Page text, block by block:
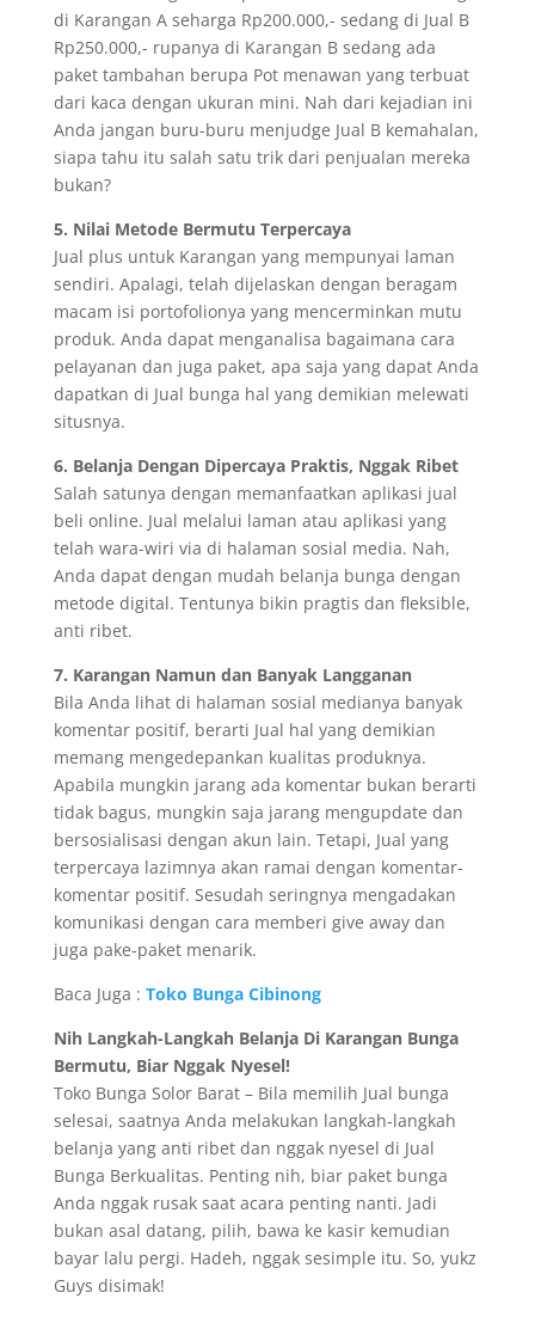
di Karangan A seharga Rp200.000,- sedang di Jual B
Rp250.000,- rupanya di Karangan B sedang ada
paket tambahan berupa Pot menawan yang terbuat
dari kaca dengan ukuran mini. Nah dari kejadian ini
Anda jangan buru-buru menjudge Jual B kemahalan,
siapa tahu itu salah satu trik dari penjualan mereka
bukan?
5. Nilai Metode Bermutu Terpercaya
Jual plus untuk Karangan yang mempunyai laman
sendiri. Apalagi, telah dijelaskan dengan beragam
macam isi portofolionya yang mencerminkan mutu
produk. Anda dapat menganalisa bagaimana cara
pelayanan dan juga paket, apa saja yang dapat Anda
dapatkan di Jual bunga hal yang demikian melewati
situsnya.
6. Belanja Dengan Dipercaya Praktis, Nggak Ribet
Salah satunya dengan memanfaatkan aplikasi jual
beli online. Jual melalui laman atau aplikasi yang
telah wara-wiri via di halaman sosial media. Nah,
Anda dapat dengan mudah belanja bunga dengan
metode digital. Tentunya bikin pragtis dan fleksible,
anti ribet.
7. Karangan Namun dan Banyak Langganan
Bila Anda lihat di halaman sosial medianya banyak
komentar positif, berarti Jual hal yang demikian
memang mengedepankan kualitas produknya.
Apabila mungkin jarang ada komentar bukan berarti
tidak bagus, mungkin saja jarang mengupdate dan
bersosialisasi dengan akun lain. Tetapi, Jual yang
terpercaya lazimnya akan ramai dengan komentar-
komentar positif. Sesudah seringnya mengadakan
komunikasi dengan cara memberi give away dan
juga pake-paket menarik.
Baca Juga : Toko Bunga Cibinong
Nih Langkah-Langkah Belanja Di Karangan Bunga
Bermutu, Biar Nggak Nyesel!
Toko Bunga Solor Barat – Bila memilih Jual bunga
selesai, saatnya Anda melakukan langkah-langkah
belanja yang anti ribet dan nggak nyesel di Jual
Bunga Berkualitas. Penting nih, biar paket bunga
Anda nggak rusak saat acara penting nanti. Jadi
bukan asal datang, pilih, bawa ke kasir kemudian
bayar lalu pergi. Hadeh, nggak sesimple itu. So, yukz
Guys disimak!